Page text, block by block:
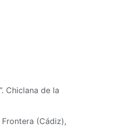
Chiclana de la
(Cádiz),